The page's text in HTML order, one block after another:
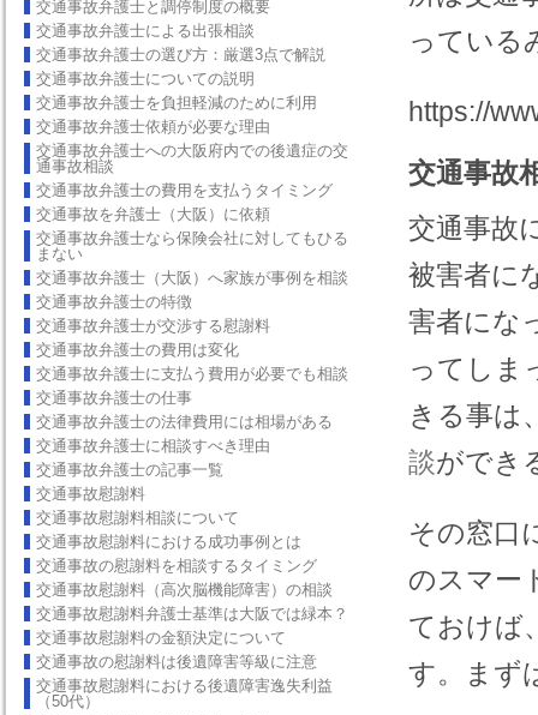
交通事故弁護士と調停制度の概要
交通事故弁護士による出張相談
交通事故弁護士の選び方：厳選3点で解説
交通事故弁護士についての説明
交通事故弁護士を負担軽減のために利用
交通事故弁護士依頼が必要な理由
交通事故弁護士への大阪府内での後遺症の交
通事故相談
交通事故弁護士の費用を支払うタイミング
交通事故を弁護士（大阪）に依頼
交通事故弁護士なら保険会社に対してもひる
まない
交通事故弁護士（大阪）へ家族が事例を相談
交通事故弁護士の特徴
交通事故弁護士が交渉する慰謝料
交通事故弁護士の費用は変化
交通事故弁護士に支払う費用が必要でも相談
交通事故弁護士の仕事
交通事故弁護士の法律費用には相場がある
交通事故弁護士に相談すべき理由
交通事故弁護士の記事一覧
交通事故慰謝料
交通事故慰謝料相談について
交通事故慰謝料における成功事例とは
交通事故の慰謝料を相談するタイミング
交通事故慰謝料（高次脳機能障害）の相談
交通事故慰謝料弁護士基準は大阪では緑本？
交通事故慰謝料の金額決定について
交通事故の慰謝料は後遺障害等級に注意
交通事故慰謝料における後遺障害逸失利益
（50代）
っている
https://
交通事故
交通事故
被害者に
害者にな
ってしま
きる事は
談ができ
その窓口
のスマー
ておけば
す。まず